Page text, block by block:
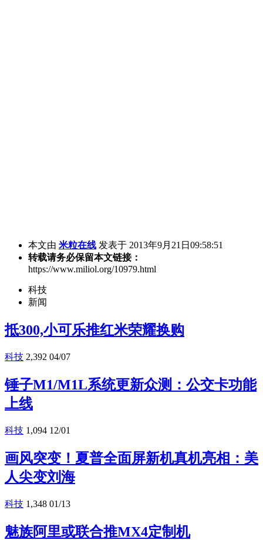
本文由 米粒在线 发表于 2013年9月21日09:58:51
转载请务必保留本文链接：
https://www.miliol.org/10979.html
科技
新闻
抵300,小可乐推红米荣耀换购
科技 2,392 04/07
锤子M1/M1L系统更新众测：公交卡功能
上线
科技 1,094 12/01
画风突变！夏普全面屏新机真机亮相：美
人尖变刘海
科技 1,348 01/13
魅族阿里或联合推MX4定制机